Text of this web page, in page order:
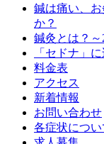
鍼は痛い、
か？
鍼灸とは？～
「セドナ」
料金表
アクセス
新着情報
お問い合わせ
各症状につい